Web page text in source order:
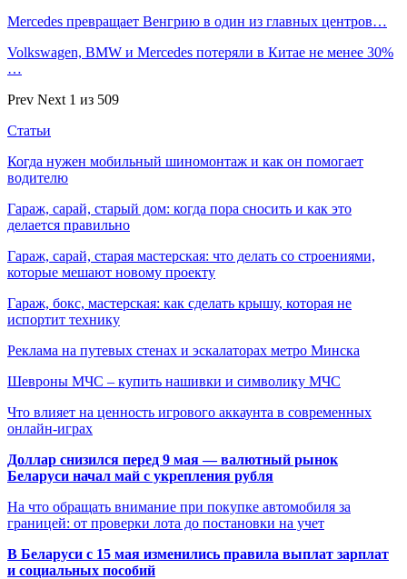
Mercedes превращает Венгрию в один из главных центров…
Volkswagen, BMW и Mercedes потеряли в Китае не менее 30%
…
Prev Next 1 из 509
Статьи
Когда нужен мобильный шиномонтаж и как он помогает
водителю
Гараж, сарай, старый дом: когда пора сносить и как это
делается правильно
Гараж, сарай, старая мастерская: что делать со строениями,
которые мешают новому проекту
Гараж, бокс, мастерская: как сделать крышу, которая не
испортит технику
Реклама на путевых стенах и эскалаторах метро Минска
Шевроны МЧС – купить нашивки и символику МЧС
Что влияет на ценность игрового аккаунта в современных
онлайн-играх
Доллар снизился перед 9 мая — валютный рынок
Беларуси начал май с укрепления рубля
На что обращать внимание при покупке автомобиля за
границей: от проверки лота до постановки на учет
В Беларуси с 15 мая изменились правила выплат зарплат
и социальных пособий